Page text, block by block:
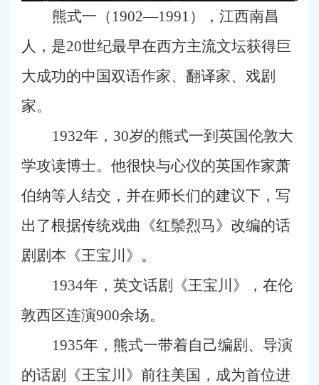
熊式一（1902—1991），江西南昌
人，是20世纪最早在西方主流文坛获得巨
大成功的中国双语作家、翻译家、戏剧
家。
1932年，30岁的熊式一到英国伦敦大
学攻读博士。他很快与心仪的英国作家萧
伯纳等人结交，并在师长们的建议下，写
出了根据传统戏曲《红鬃烈马》改编的话
剧剧本《王宝川》。
1934年，英文话剧《王宝川》，在伦
敦西区连演900余场。
1935年，熊式一带着自己编剧、导演
的话剧《王宝川》前往美国，成为首位进